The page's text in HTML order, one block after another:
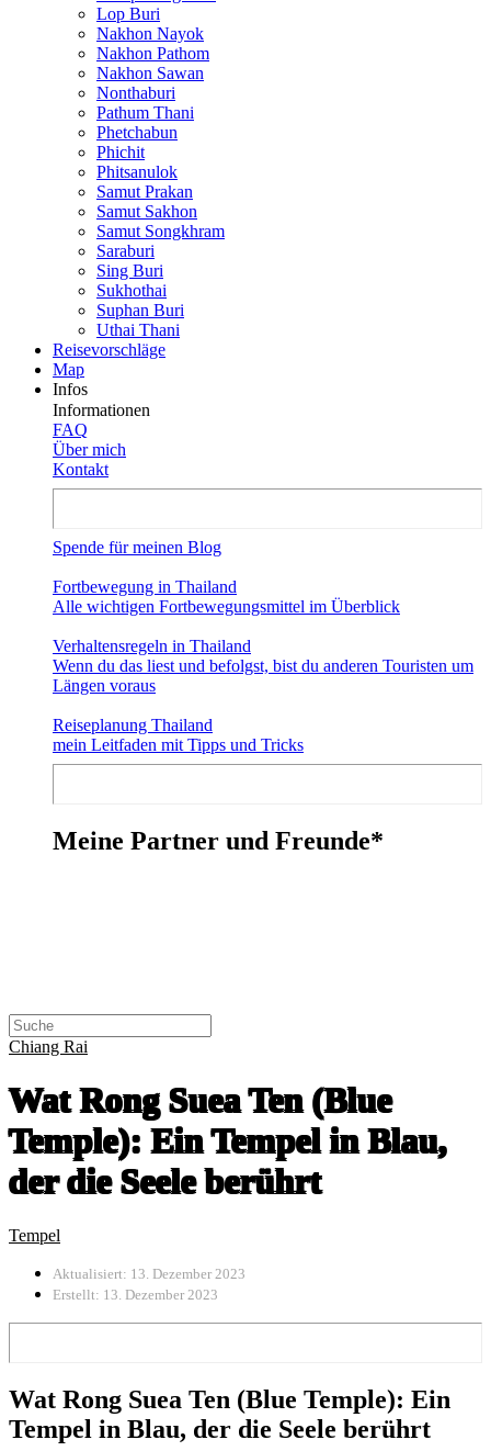
Lop Buri
Nakhon Nayok
Nakhon Pathom
Nakhon Sawan
Nonthaburi
Pathum Thani
Phetchabun
Phichit
Phitsanulok
Samut Prakan
Samut Sakhon
Samut Songkhram
Saraburi
Sing Buri
Sukhothai
Suphan Buri
Uthai Thani
Reisevor­schläge
Map
Infos
Informationen
FAQ
Über mich
Kontakt
Spende für meinen Blog
Fortbewegung in Thailand
Alle wichtigen Fortbewegungsmittel im Überblick
Verhaltensregeln in Thailand
Wenn du das liest und befolgst, bist du anderen Touristen um
Längen voraus
Reiseplanung Thailand
mein Leitfaden mit Tipps und Tricks
Meine Partner und Freunde*
Chiang Rai
Wat Rong Suea Ten (Blue
Temple): Ein Tempel in Blau,
der die Seele berührt
Tempel
Aktualisiert: 13. Dezember 2023
Erstellt: 13. Dezember 2023
Wat Rong Suea Ten (Blue Temple): Ein
Tempel in Blau, der die Seele berührt